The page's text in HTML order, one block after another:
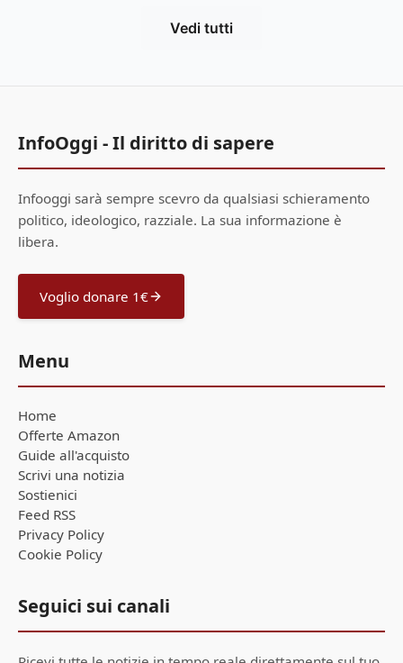
Vedi tutti
InfoOggi - Il diritto di sapere
Infooggi sarà sempre scevro da qualsiasi schieramento
politico, ideologico, razziale. La sua informazione è
libera.
Voglio donare 1€
Menu
Home
Offerte Amazon
Guide all'acquisto
Scrivi una notizia
Sostienici
Feed RSS
Privacy Policy
Cookie Policy
Seguici sui canali